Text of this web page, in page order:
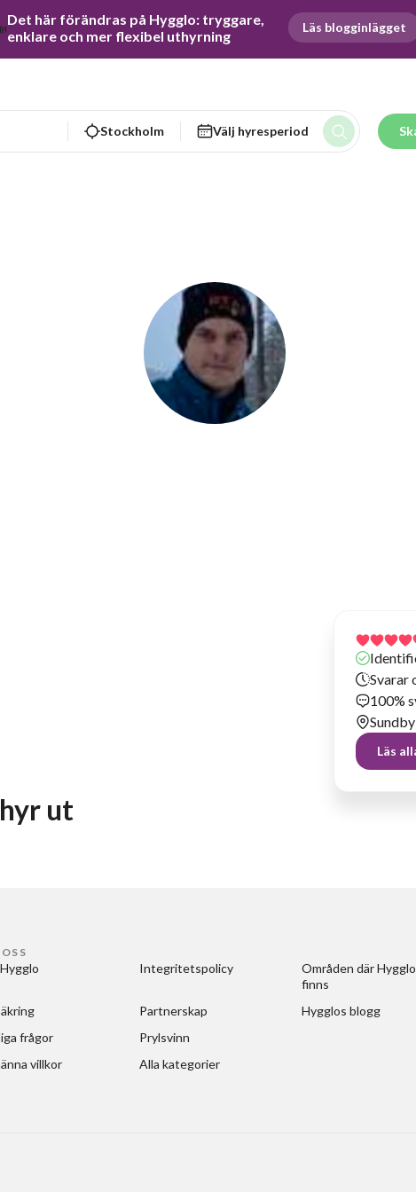
Det här förändras på Hygglo: tryggare,
enklare och mer flexibel uthyrning
Läs blogginlägget
Stockholm Välj hyresperiod
Svarar
100%
Läs
hyr ut
frågor
villkor
Integritetspolicy
Partnerskap
Prylsvinn
Alla kategorier
Områden där Hygglo
finns
Hygglos blogg